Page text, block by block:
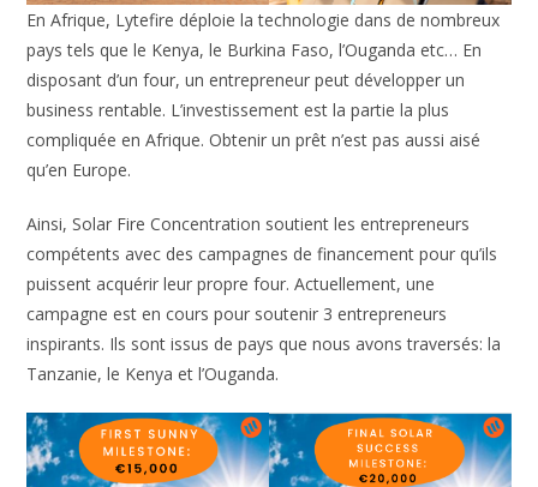
En Afrique, Lytefire déploie la technologie dans de nombreux
pays tels que le Kenya, le Burkina Faso, l’Ouganda etc… En
disposant d’un four, un entrepreneur peut développer un
business rentable. L’investissement est la partie la plus
compliquée en Afrique. Obtenir un prêt n’est pas aussi aisé
qu’en Europe.
Ainsi, Solar Fire Concentration soutient les entrepreneurs
compétents avec des campagnes de financement pour qu’ils
puissent acquérir leur propre four. Actuellement, une
campagne est en cours pour soutenir 3 entrepreneurs
inspirants. Ils sont issus de pays que nous avons traversés: la
Tanzanie, le Kenya et l’Ouganda.